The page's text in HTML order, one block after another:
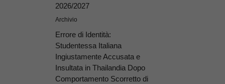
2026/2027
Archivio
Errore di Identità:
Studentessa Italiana
Ingiustamente Accusata e
Insultata in Thailandia Dopo
Comportamento Scorretto di